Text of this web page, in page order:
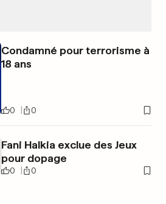
Condamné pour terrorisme à
18 ans
0 0
Fani Halkia exclue des Jeux
pour dopage
0 0